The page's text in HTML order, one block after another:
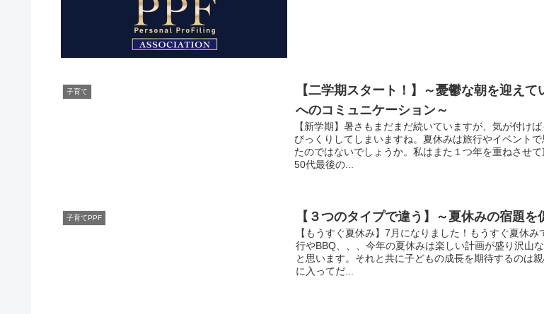
子育て
【二学期スタート！】～憂鬱な朝を迎えて
へのコミュニケーション～
【新学期】暑さもまだまだ続いていますが、気が付けば
びっくりしてしまいますね。夏休みは旅行やイベント
たのではないでしょうか。私はまた１つ年を重ねさせて
50代最後の...
子育てPPF 【３つのタイプで違う】～夏休みの宿題を
【もうすぐ夏休み】7月になりました！もうすぐ夏休み
行やBBQ、、、今年の夏休みは楽しい計画が盛り沢山
と思います。それと共に子どもの成長を期待するのは
に入ってだ...